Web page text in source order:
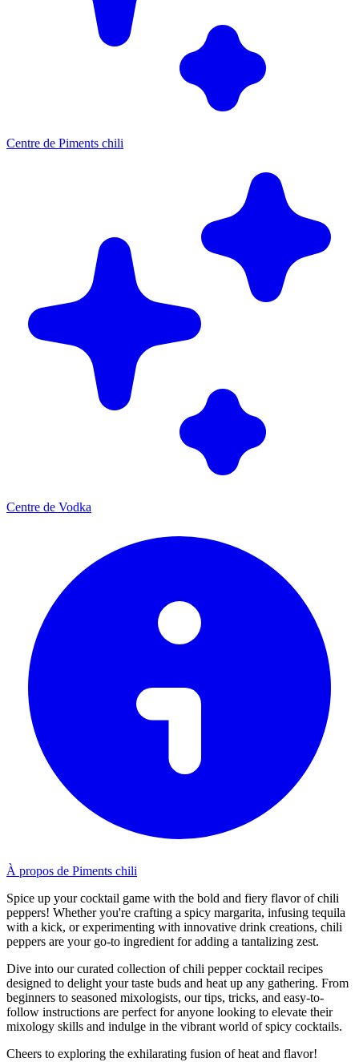
Centre de Piments chili
Centre de Vodka
À propos de Piments chili
Spice up your cocktail game with the bold and fiery flavor of chili
peppers! Whether you're crafting a spicy margarita, infusing tequila
with a kick, or experimenting with innovative drink creations, chili
peppers are your go-to ingredient for adding a tantalizing zest.
Dive into our curated collection of chili pepper cocktail recipes
designed to delight your taste buds and heat up any gathering. From
beginners to seasoned mixologists, our tips, tricks, and easy-to-
follow instructions are perfect for anyone looking to elevate their
mixology skills and indulge in the vibrant world of spicy cocktails.
Cheers to exploring the exhilarating fusion of heat and flavor!